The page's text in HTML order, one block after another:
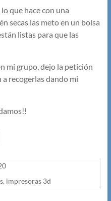
que hace con una
secas las meto en un bolsa
listas para que las
mi grupo, dejo la petición
recogerlas dando mi
, impresoras 3d